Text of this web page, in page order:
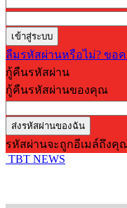
ลืมรหัสผ่านหรือไม่? ขอ
กู้คืนรหัสผ่าน
กู้คืนรหัสผ่านของคุณ
รหัสผ่านจะถูกอีเมล์ถึงคุ
TBT NEWS